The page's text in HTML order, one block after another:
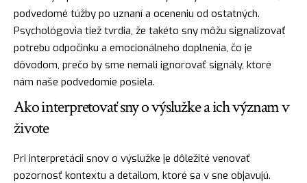
podvedomé túžby po uznaní a oceneniu od ostatných.
Psychológovia tiež tvrdia, že takéto sny môžu signalizovať
potrebu odpočinku a emocionálneho doplnenia, čo je
dôvodom, prečo by sme nemali ignorovať signály, ktoré
nám naše podvedomie posiela.
Ako interpretovať sny o výslužke a ich význam v
živote
Pri interpretácii snov o výslužke je dôležité venovať
pozornosť kontextu a detailom, ktoré sa v sne objavujú.